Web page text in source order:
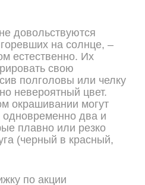
довольствуются
на солнце, –
естественно. Их
свою
полголовы или челку
невероятный цвет.
окрашивании могут
одновременно два и
плавно или резко
(черный в красный,